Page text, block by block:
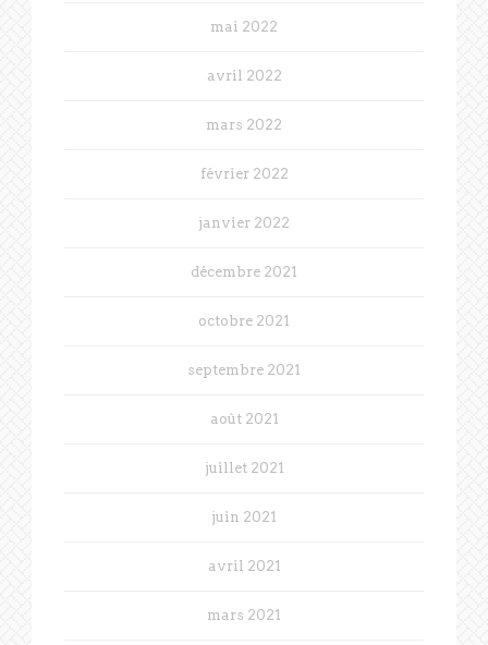
mai 2022
avril 2022
mars 2022
février 2022
janvier 2022
décembre 2021
octobre 2021
septembre 2021
août 2021
juillet 2021
juin 2021
avril 2021
mars 2021